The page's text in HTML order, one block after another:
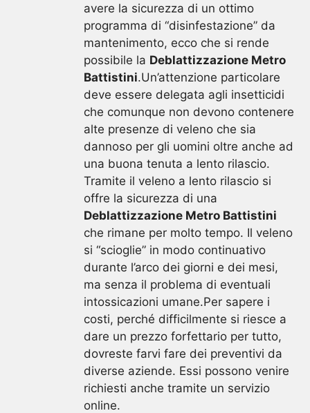
avere la sicurezza di un ottimo
programma di “disinfestazione” da
mantenimento, ecco che si rende
possibile la Deblattizzazione Metro
Battistini.Un’attenzione particolare
deve essere delegata agli insetticidi
che comunque non devono contenere
alte presenze di veleno che sia
dannoso per gli uomini oltre anche ad
una buona tenuta a lento rilascio.
Tramite il veleno a lento rilascio si
offre la sicurezza di una
Deblattizzazione Metro Battistini
che rimane per molto tempo. Il veleno
si “scioglie” in modo continuativo
durante l’arco dei giorni e dei mesi,
ma senza il problema di eventuali
intossicazioni umane.Per sapere i
costi, perché difficilmente si riesce a
dare un prezzo forfettario per tutto,
dovreste farvi fare dei preventivi da
diverse aziende. Essi possono venire
richiesti anche tramite un servizio
online.